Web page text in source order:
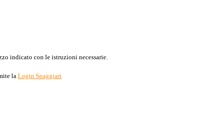
indicato con le istruzioni necessarie.
la Login Spaggiari